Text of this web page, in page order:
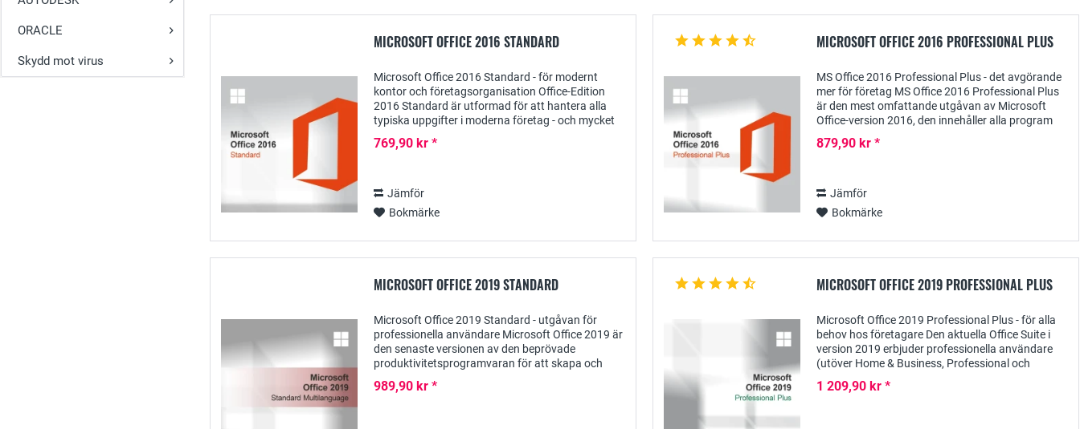
ORACLE
Skydd mot virus
MICROSOFT OFFICE 2016 STANDARD
Microsoft Office 2016 Standard - för modernt
kontor och företagsorganisation Office-Edition
2016 Standard är utformad för att hantera alla
typiska uppgifter i moderna företag - och mycket
769,90 kr *
Jämför
Bokmärke
MICROSOFT OFFICE 2016 PROFESSIONAL PLUS
MS Office 2016 Professional Plus - det avgörande
mer för företag MS Office 2016 Professional Plus
är den mest omfattande utgåvan av Microsoft
Office-version 2016, den innehåller alla program
879,90 kr *
Jämför
Bokmärke
MICROSOFT OFFICE 2019 STANDARD
Microsoft Office 2019 Standard - utgåvan för
professionella användare Microsoft Office 2019 är
den senaste versionen av den beprövade
produktivitetsprogramvaran för att skapa och
989,90 kr *
MICROSOFT OFFICE 2019 PROFESSIONAL PLUS
Microsoft Office 2019 Professional Plus - för alla
behov hos företagare Den aktuella Office Suite i
version 2019 erbjuder professionella användare
(utöver Home & Business, Professional och
1 209,90 kr *